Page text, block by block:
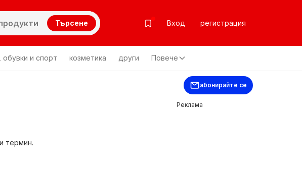
Търсене Вход регистрация
обувки и спорт козметика други Повече
абонирайте се
термин.
Реклама